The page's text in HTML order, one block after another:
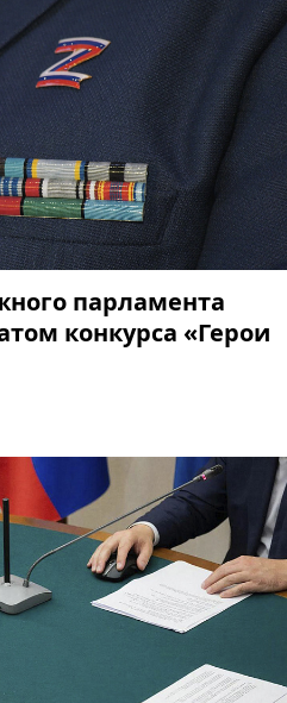
парламента
конкурса «Герои